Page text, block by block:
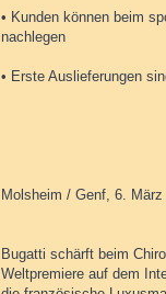
• Kunden können beim
nachlegen
• Erste Auslieferungen
Molsheim / Genf, 6. März
Bugatti schärft beim
Weltpremiere auf dem